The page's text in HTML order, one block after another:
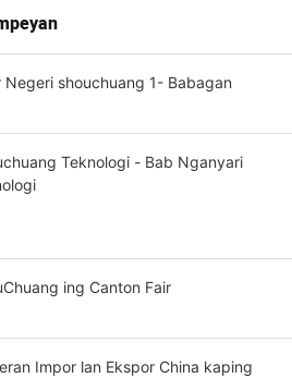
shouchuang 1- Babagan
Teknologi - Bab Nganyari
ing Canton Fair
Impor lan Ekspor China kaping